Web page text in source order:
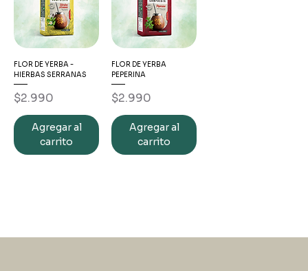
FLOR DE YERBA -
HIERBAS SERRANAS
Precio
$2.990
Agregar al
carrito
FLOR DE YERBA
PEPERINA
Precio
$2.990
Agregar al
carrito